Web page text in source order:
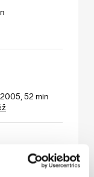
52 min
Itálie,